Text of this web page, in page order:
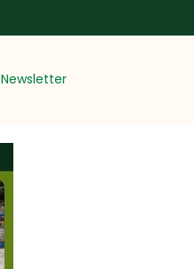
Newsletter